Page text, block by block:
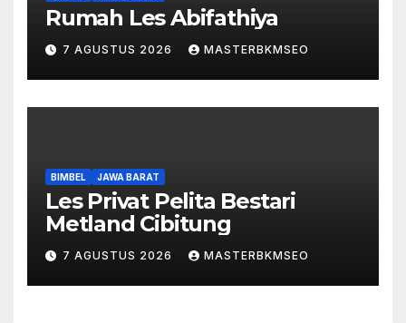
Rumah Les Abifathiya
7 AGUSTUS 2026 MASTERBKMSEO
BIMBEL JAWA BARAT
Les Privat Pelita Bestari
Metland Cibitung
7 AGUSTUS 2026 MASTERBKMSEO